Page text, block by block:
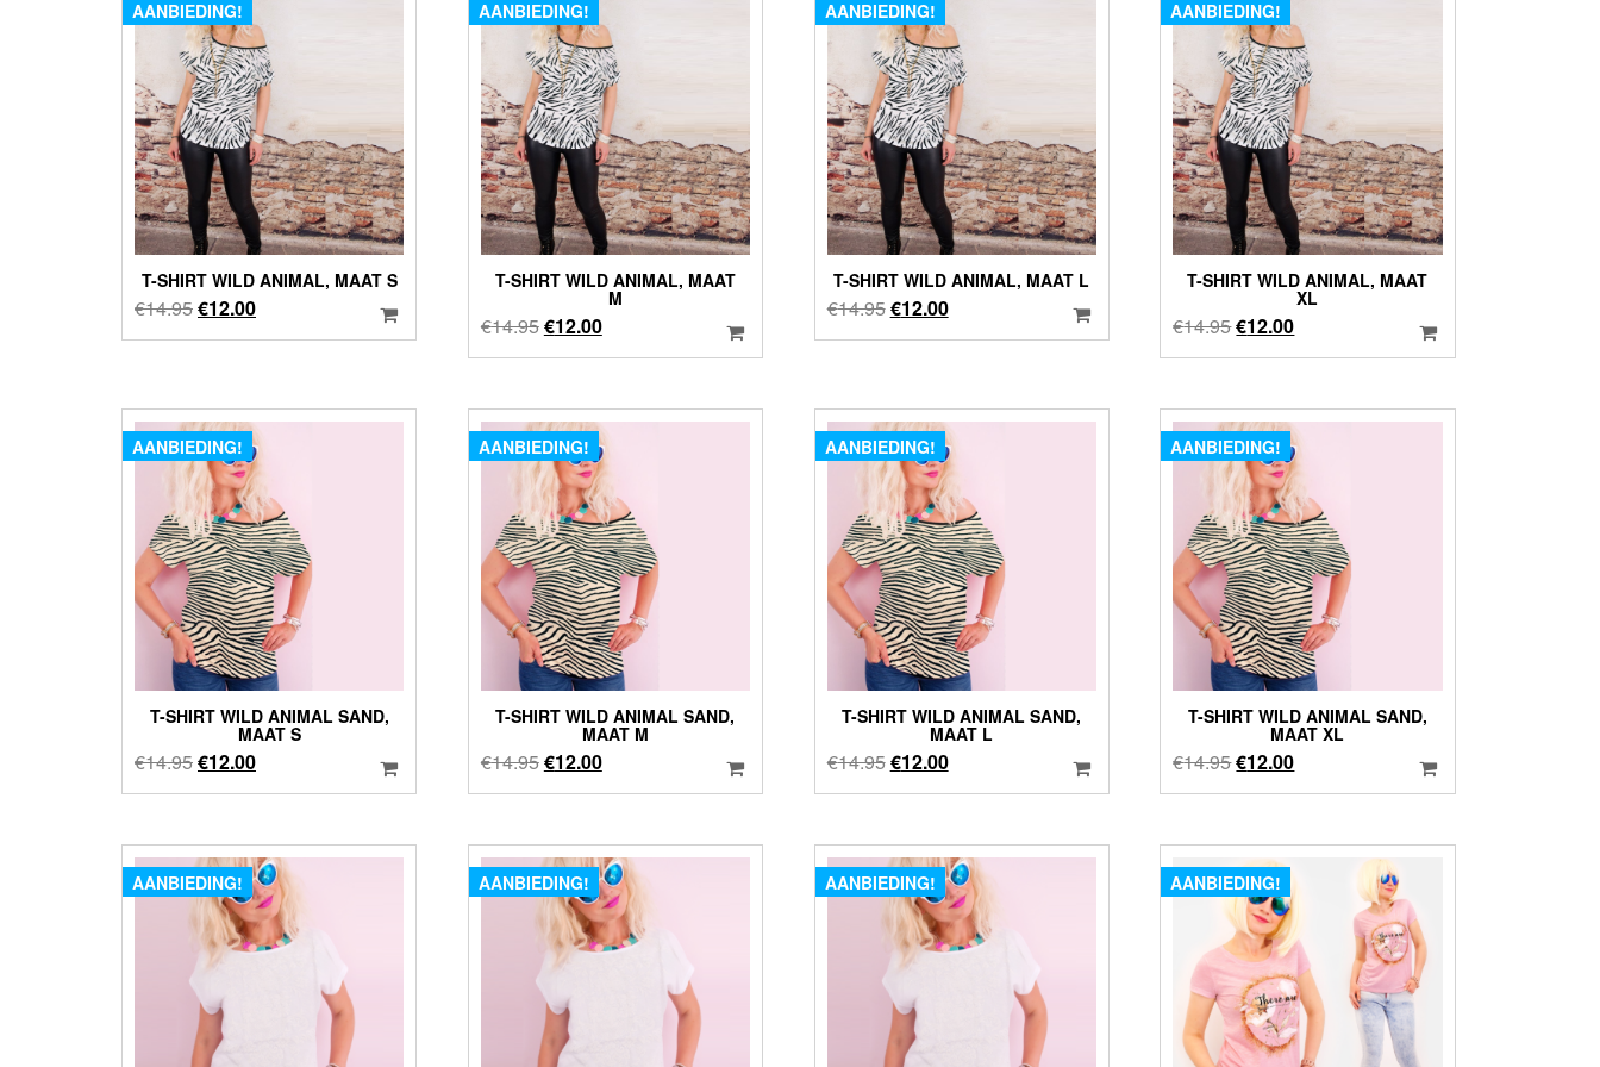
AANBIEDING!
T-SHIRT WILD ANIMAL, MAAT S
€14.95Oorspronkelijke
prijs
€12.00Huidige
prijs
AANBIEDING!
T-SHIRT WILD ANIMAL, MAAT
M
€14.95Oorspronkelijke
prijs
€14.95.
€12.00Huidige
prijs
€12.00.
AANBIEDING!
T-SHIRT WILD ANIMAL, MAAT L
€14.95Oorspronkelijke
prijs
€12.00Huidige
prijs
AANBIEDING!
T-SHIRT WILD ANIMAL, MAAT
XL
€14.95Oorspronkelijke
prijs
€14.95.
€12.00Huidige
prijs
€12.00.
AANBIEDING!
T-SHIRT WILD ANIMAL SAND,
MAAT S
€14.95Oorspronkelijke
prijs
€14.95.
€12.00Huidige
prijs
€12.00.
AANBIEDING!
T-SHIRT WILD ANIMAL SAND,
MAAT M
€14.95Oorspronkelijke
prijs
€14.95.
€12.00Huidige
prijs
€12.00.
AANBIEDING!
T-SHIRT WILD ANIMAL SAND,
MAAT L
€14.95Oorspronkelijke
prijs
€14.95.
€12.00Huidige
prijs
€12.00.
AANBIEDING!
T-SHIRT WILD ANIMAL SAND,
MAAT XL
€14.95Oorspronkelijke
prijs
€14.95.
€12.00Huidige
prijs
€12.00.
AANBIEDING! AANBIEDING! AANBIEDING! AANBIEDING!